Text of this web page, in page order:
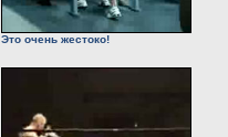
Это очень жестоко!